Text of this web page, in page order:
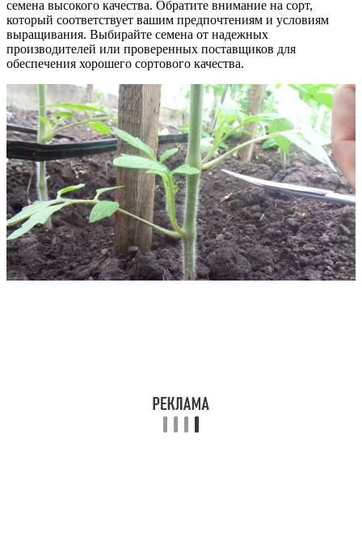
семена высокого качества. Обратите внимание на сорт,
который соответствует вашим предпочтениям и условиям
выращивания. Выбирайте семена от надежных
производителей или проверенных поставщиков для
обеспечения хорошего сортового качества.